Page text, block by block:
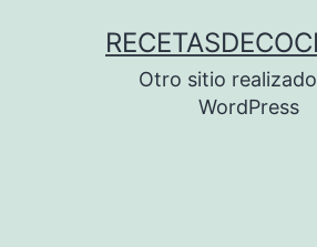
Otro sitio
WordPress